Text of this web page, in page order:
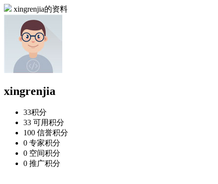
xingrenjia的资料
xingrenjia
33积分
33 可用积分
100 信誉积分
0 专家积分
0 空间积分
0 推广积分